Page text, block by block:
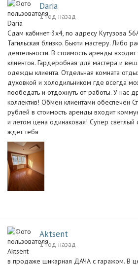
Daria
1 год назад
Сдам кабинет 3х4, по адресу Кутузова
Тагильская близко. Бьюти мастеру. Либо
деятельности. В стоимость аренды
клиентов. Гардеробная для мастера и
одежды клиента. Отдельная комната
духовкой и холодильником где всегда
пообедать и отдохнуть от работы. У нас
коллектив! Обмен клиентами обеспечен
рублей в стоимость аренды входит
и летом цена одинаковая! Супер светлый
ждет тебя
Aktsent
1 год назад
в продаже шикарная ДАЧА с гаражом. В